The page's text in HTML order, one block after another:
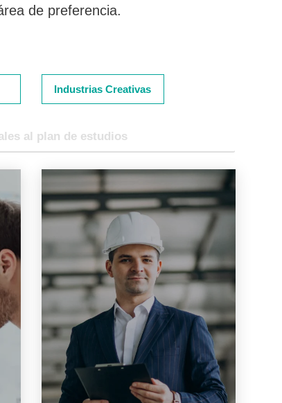
de preferencia.
Industrias Creativas
al plan de estudios
Supply Chain-LinkedIn
Learning
Avala el conocimiento sobre la
gestión de la cadena de
suministro y sus operaciones,
descubriendo cómo adoptar el